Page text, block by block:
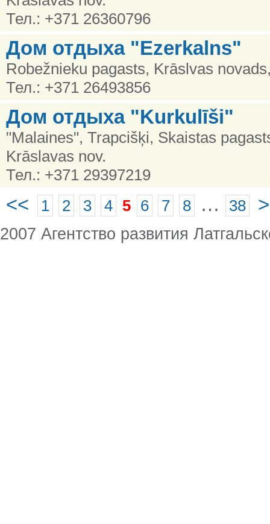
Тел.: +371 26360796
Дом отдыха "Ezerkalns"
Robežnieku pagasts, Krāslvas
Тел.: +371 26493856
Дом отдыха "Kurkulīši"
"Malaines", Trapcišķi, Skaistas
Krāslavas nov.
Тел.: +371 29397219
<< 1 2 3 4 5 6 7 8 … 38
2007 Агентство развития